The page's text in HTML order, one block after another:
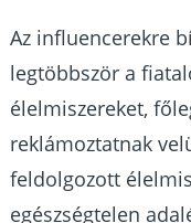
Az influencerekre
legtöbbször a
élelmiszereket,
reklámoztatnak
feldolgozott
egészségtelen